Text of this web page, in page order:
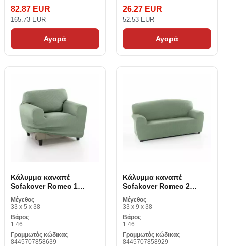
82.87 EUR
165.73 EUR
Αγορά
26.27 EUR
52.53 EUR
Αγορά
Κάλυμμα καναπέ
Sofakover Romeo 1
κάθισμα
Μέγεθος
33 x 5 x 38
Βάρος
1.46
Γραμμωτός κώδικας
8445707858639
Κάλυμμα καναπέ
Sofakover Romeo 2
θέσεις
Μέγεθος
33 x 9 x 38
Βάρος
1.46
Γραμμωτός κώδικας
8445707858929